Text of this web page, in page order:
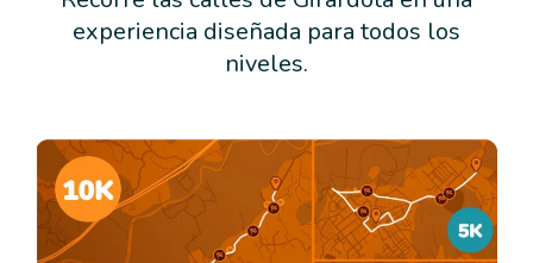
experiencia diseñada para todos los
niveles.